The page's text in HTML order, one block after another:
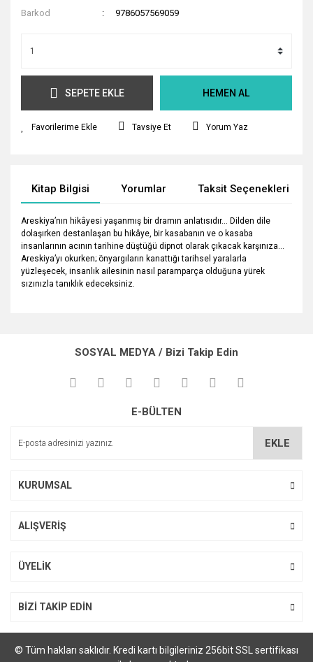
Barkod
9786057569059
SEPETE EKLE HEMEN AL
Tavsiye Et Yorum Yaz
Kitap Bilgisi Yorumlar Taksit Seçenekleri
Areskiya’nın hikâyesi yaşanmış bir dramın anlatısıdır... Dilden dile
dolaşırken destanlaşan bu hikâye, bir kasabanın ve o kasaba
insanlarının acının tarihine düştüğü dipnot olarak çıkacak karşınıza...
Areskiya’yı okurken; önyargıların kanattığı tarihsel yaralarla
yüzleşecek, insanlık ailesinin nasıl paramparça olduğuna yürek
sızınızla tanıklık edeceksiniz.
kullanarak tarafımıza iletebilirsiniz.
Görüş ve önerileriniz için teşekkür ederiz.
Ürün açıklamasında eksik bilgiler bulunuyor.
SOSYAL MEDYA / Bizi Takip Edin
E-BÜLTEN
EKLE
KURUMSAL
ALIŞVERİŞ
ÜYELİK
BİZİ TAKİP EDİN
© Tüm hakları saklıdır. Kredi kartı bilgileriniz 256bit SSL sertifikası